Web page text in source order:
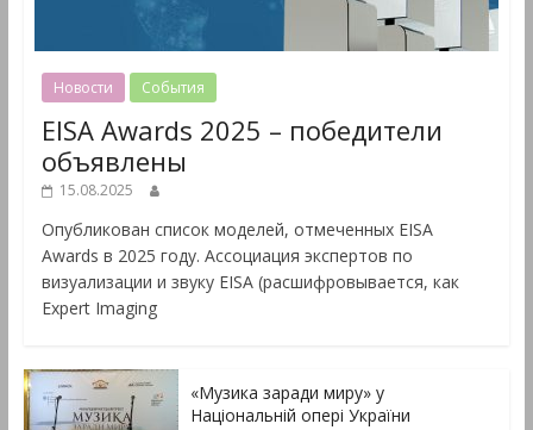
Новости События
EISA Awards 2025 – победители
объявлены
15.08.2025
Опубликован список моделей, отмеченных EISA
Awards в 2025 году. Ассоциация экспертов по
визуализации и звуку EISA (расшифровывается, как
Expert Imaging
«Музика заради миру» у
Національній опері України